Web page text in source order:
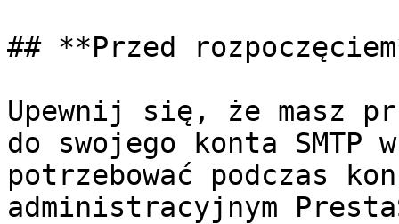
## **Przed
Upewnij się, że masz
do swojego konta SMTP
potrzebować podczas
administracyjnym